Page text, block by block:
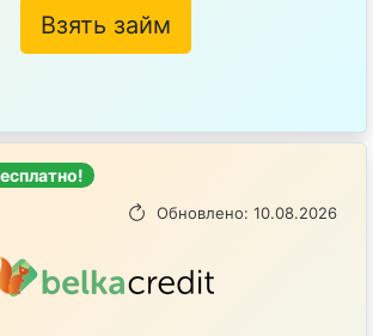
Взять займ
Обновлено: 10.08.2026